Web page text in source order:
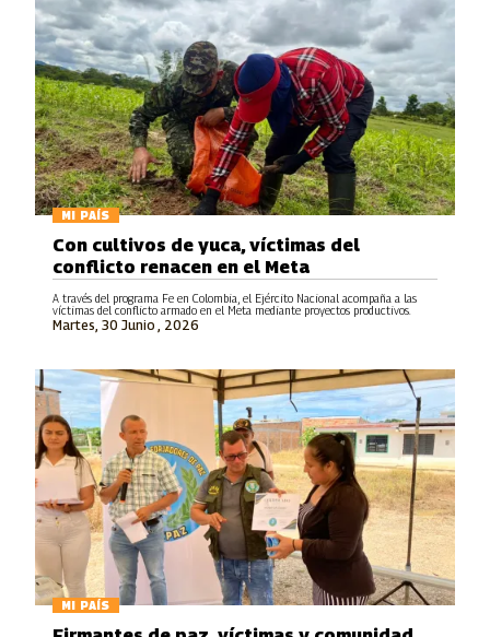
MI PAÍS
Martes, 30 Junio , 2026
Con cultivos de yuca, víctimas del
conflicto renacen en el Meta
A través del programa Fe en Colombia, el Ejército Nacional acompaña a las
víctimas del conflicto armado en el Meta mediante proyectos productivos.
MI PAÍS